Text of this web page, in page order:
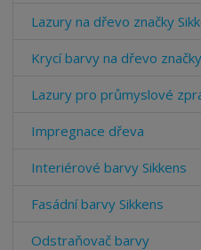
Lazury na dřevo značky
Krycí barvy na dřevo
Lazury pro průmyslové
Impregnace dřeva
Interiérové barvy Sikkens
Fasádní barvy Sikkens
Odstraňovač barvy